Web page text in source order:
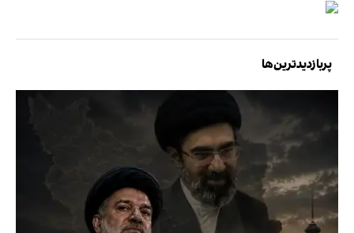
پربازدیدترین‌ها